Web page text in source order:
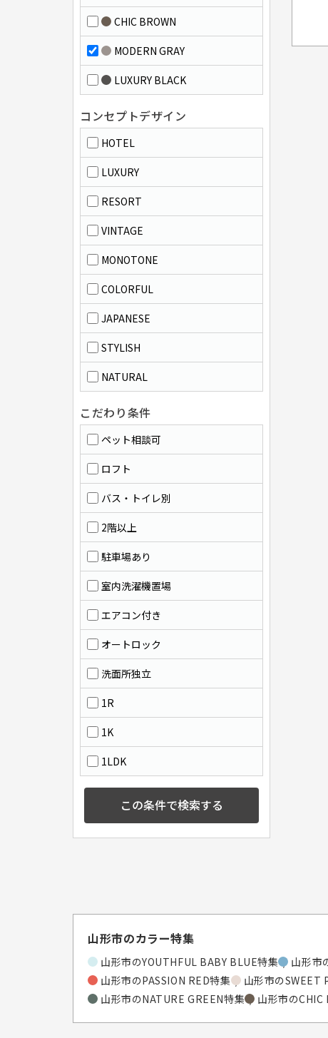
CHIC BROWN
MODERN GRAY
LUXURY BLACK
コンセプトデザイン
HOTEL
LUXURY
RESORT
VINTAGE
MONOTONE
COLORFUL
JAPANESE
STYLISH
NATURAL
こだわり条件
ペット相談可
ロフト
バス・トイレ別
2階以上
駐車場あり
室内洗濯機置場
エアコン付き
オートロック
洗面所独立
1R
1K
1LDK
この条件で検索する
山形市のカラー特集
山形市のYOUTHFUL BABY BLUE特集 山形市
山形市のPASSION RED特集
山形市のSWEET
山形市のNATURE GREEN特集
山形市のCHIC